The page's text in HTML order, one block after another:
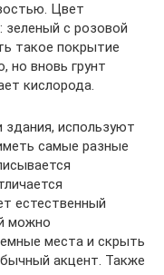
Цвет
с розовой
такое покрытие
но вновь грунт
кислорода.
используют
самые разные
естественный
можно
места и скрыть
акцент. Также